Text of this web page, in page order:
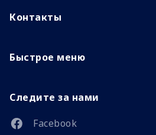
Контакты
Быстрое меню
Следите за нами
Facebook